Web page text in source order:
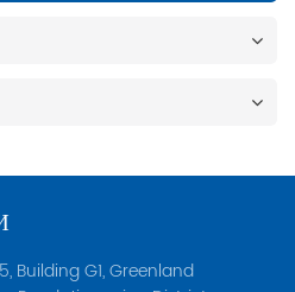
Building G1, Greenland